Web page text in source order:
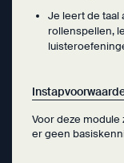
Je leert de taal
rollenspellen,
Voor deze
er geen